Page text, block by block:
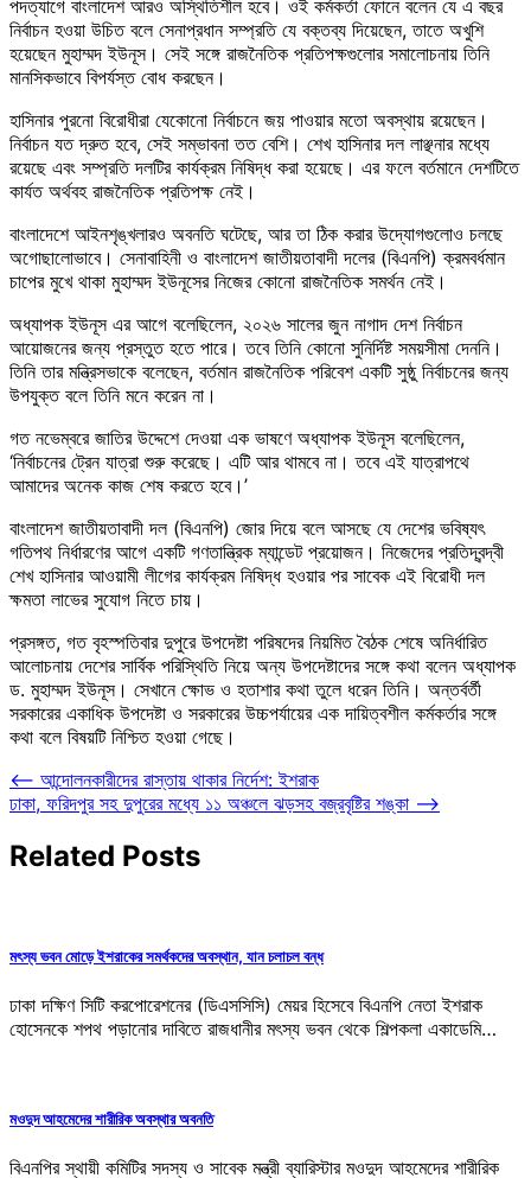
পদত্যাগে বাংলাদেশ আরও অস্থিতিশীল হবে। ওই কর্মকর্তা ফোনে বলেন যে এ বছর
নির্বাচন হওয়া উচিত বলে সেনাপ্রধান সম্প্রতি যে বক্তব্য দিয়েছেন, তাতে অখুশি
হয়েছেন মুহাম্মদ ইউনূস। সেই সঙ্গে রাজনৈতিক প্রতিপক্ষগুলোর সমালোচনায় তিনি
মানসিকভাবে বিপর্যস্ত বোধ করছেন।
হাসিনার পুরনো বিরোধীরা যেকোনো নির্বাচনে জয় পাওয়ার মতো অবস্থায় রয়েছেন।
নির্বাচন যত দ্রুত হবে, সেই সম্ভাবনা তত বেশি। শেখ হাসিনার দল লাঞ্ছনার মধ্যে
রয়েছে এবং সম্প্রতি দলটির কার্যক্রম নিষিদ্ধ করা হয়েছে। এর ফলে বর্তমানে দেশটিতে
কার্যত অর্থবহ রাজনৈতিক প্রতিপক্ষ নেই।
বাংলাদেশে আইনশৃঙ্খলারও অবনতি ঘটেছে, আর তা ঠিক করার উদ্যোগগুলোও চলছে
অগোছালোভাবে। সেনাবাহিনী ও বাংলাদেশ জাতীয়তাবাদী দলের (বিএনপি) ক্রমবর্ধমান
চাপের মুখে থাকা মুহাম্মদ ইউনূসের নিজের কোনো রাজনৈতিক সমর্থন নেই।
অধ্যাপক ইউনূস এর আগে বলেছিলেন, ২০২৬ সালের জুন নাগাদ দেশ নির্বাচন
আয়োজনের জন্য প্রস্তুত হতে পারে। তবে তিনি কোনো সুনির্দিষ্ট সময়সীমা দেননি।
তিনি তার মন্ত্রিসভাকে বলেছেন, বর্তমান রাজনৈতিক পরিবেশ একটি সুষ্ঠু নির্বাচনের জন্য
উপযুক্ত বলে তিনি মনে করেন না।
গত নভেম্বরে জাতির উদ্দেশে দেওয়া এক ভাষণে অধ্যাপক ইউনূস বলেছিলেন,
‘নির্বাচনের ট্রেন যাত্রা শুরু করেছে। এটি আর থামবে না। তবে এই যাত্রাপথে
আমাদের অনেক কাজ শেষ করতে হবে।’
বাংলাদেশ জাতীয়তাবাদী দল (বিএনপি) জোর দিয়ে বলে আসছে যে দেশের ভবিষ্যৎ
গতিপথ নির্ধারণের আগে একটি গণতান্ত্রিক ম্যান্ডেট প্রয়োজন। নিজেদের প্রতিদ্বন্দ্বী
শেখ হাসিনার আওয়ামী লীগের কার্যক্রম নিষিদ্ধ হওয়ার পর সাবেক এই বিরোধী দল
ক্ষমতা লাভের সুযোগ নিতে চায়।
প্রসঙ্গত, গত বৃহস্পতিবার দুপুরে উপদেষ্টা পরিষদের নিয়মিত বৈঠক শেষে অনির্ধারিত
আলোচনায় দেশের সার্বিক পরিস্থিতি নিয়ে অন্য উপদেষ্টাদের সঙ্গে কথা বলেন অধ্যাপক
ড. মুহাম্মদ ইউনূস। সেখানে ক্ষোভ ও হতাশার কথা তুলে ধরেন তিনি। অন্তর্বর্তী
সরকারের একাধিক উপদেষ্টা ও সরকারের উচ্চপর্যায়ের এক দায়িত্বশীল কর্মকর্তার সঙ্গে
কথা বলে বিষয়টি নিশ্চিত হওয়া গেছে।
Post
navigation
⟵ আন্দোলনকারীদের রাস্তায় থাকার নির্দেশ: ইশরাক
ঢাকা, ফরিদপুর সহ দুপুরের মধ্যে ১১ অঞ্চলে ঝড়সহ বজ্রবৃষ্টির শঙ্কা ⟶
Related Posts
মৎস্য ভবন মোড়ে ইশরাকের সমর্থকদের অবস্থান, যান চলাচল বন্ধ
ঢাকা দক্ষিণ সিটি করপোরেশনের (ডিএসসিসি) মেয়র হিসেবে বিএনপি নেতা ইশরাক
হোসেনকে শপথ পড়ানোর দাবিতে রাজধানীর মৎস্য ভবন থেকে শিল্পকলা একাডেমি…
মওদুদ আহমেদের শারীরিক অবস্থার অবনতি
বিএনপির স্থায়ী কমিটির সদস্য ও সাবেক মন্ত্রী ব্যারিস্টার মওদুদ আহমেদের শারীরিক